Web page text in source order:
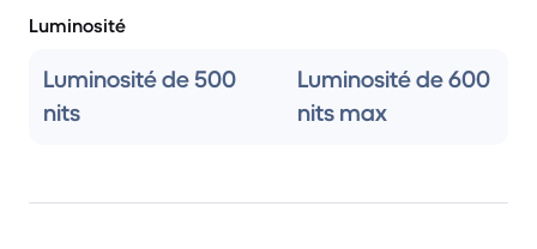
Luminosité
Luminosité de 500
nits
Luminosité de 600
nits max